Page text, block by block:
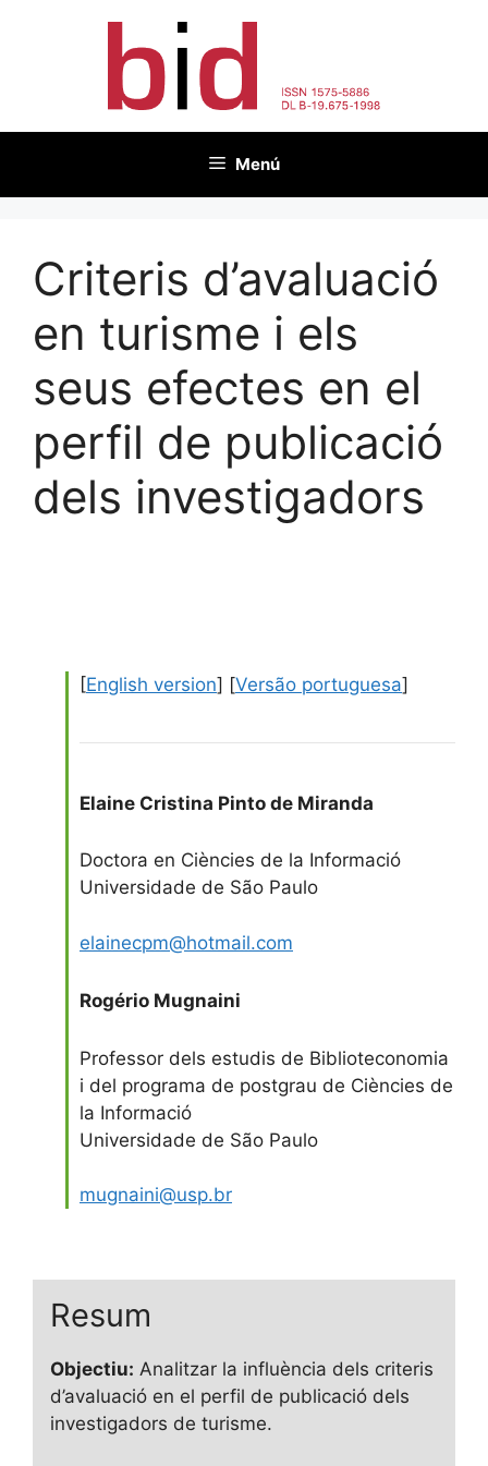
Menú
Criteris d’avaluació
en turisme i els
seus efectes en el
perfil de publicació
dels investigadors
[English version] [Versão portuguesa]
Elaine Cristina Pinto de Miranda
Doctora en Ciències de la Informació
Universidade de São Paulo
elainecpm@hotmail.com
Rogério Mugnaini
Professor dels estudis de Biblioteconomia
i del programa de postgrau de Ciències de
la Informació
Universidade de São Paulo
mugnaini@usp.br
Resum
Objectiu: Analitzar la influència dels criteris
d’avaluació en el perfil de publicació dels
investigadors de turisme.